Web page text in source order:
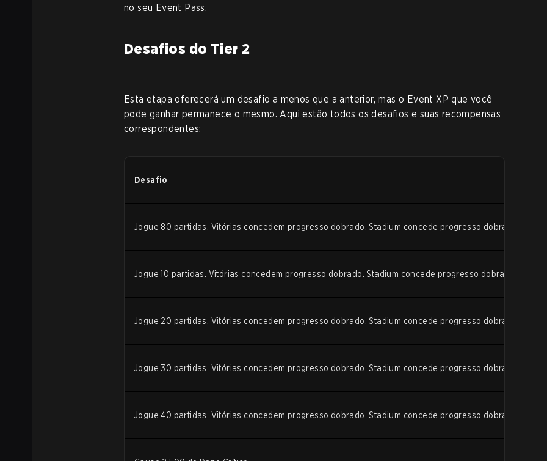
no seu Event Pass.
Desafios do Tier 2
Esta etapa oferecerá um desafio a menos que a anterior, mas o Event XP que você
pode ganhar permanece o mesmo. Aqui estão todos os desafios e suas recompensas
correspondentes:
Desafio
Jogue 80 partidas. Vitórias concedem progresso dobrado. Stadium concede progresso dobrado.
Jogue 10 partidas. Vitórias concedem progresso dobrado. Stadium concede progresso dobrado.
Jogue 20 partidas. Vitórias concedem progresso dobrado. Stadium concede progresso dobrado.
Jogue 30 partidas. Vitórias concedem progresso dobrado. Stadium concede progresso dobrado.
Jogue 40 partidas. Vitórias concedem progresso dobrado. Stadium concede progresso dobrado.